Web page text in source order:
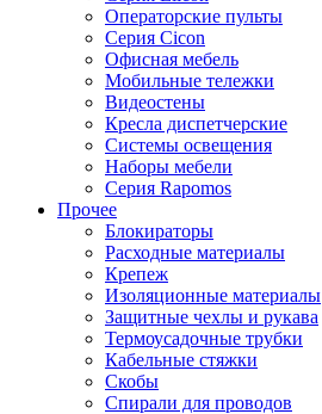
Операторские пульты
Серия Cicon
Офисная мебель
Мобильные тележки
Видеостены
Кресла диспетчерские
Системы освещения
Наборы мебели
Серия Rapomos
Прочее
Блокираторы
Расходные материалы
Крепеж
Изоляционные материалы
Защитные чехлы и рукава
Термоусадочные трубки
Кабельные стяжки
Скобы
Спирали для проводов